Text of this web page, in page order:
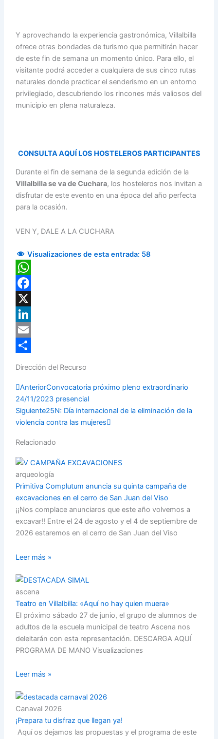
Y aprovechando la experiencia gastronómica, Villalbilla
ofrece otras bondades de turismo que permitirán hacer
de este fin de semana un momento único. Para ello, el
visitante podrá acceder a cualquiera de sus cinco rutas
naturales donde practicar el senderismo en un entorno
privilegiado, descubriendo los rincones más valiosos del
municipio en plena naturaleza.
CONSULTA AQUÍ LOS HOSTELEROS PARTICIPANTES
Durante el fin de semana de la segunda edición de la
Villalbilla se va de Cuchara, los hosteleros nos invitan a
disfrutar de este evento en una época del año perfecta
para la ocasión.
VEN Y, DALE A LA CUCHARA
Visualizaciones de esta entrada: 58
WhatsApp
Facebook
X
LinkedIn
Email
Dirección del Recurso
Prev
AnteriorConvocatoria próximo pleno extraordinario
24/11/2023 presencial
Siguiente25N: Día internacional de la eliminación de la
violencia contra las mujeres
Next
Relacionado
arqueología
Primitiva Complutum anuncia su quinta campaña de
excavaciones en el cerro de San Juan del Viso
¡¡Nos complace anunciaros que este año volvemos a
excavar!! Entre el 24 de agosto y el 4 de septiembre de
2026 estaremos en el cerro de San Juan del Viso
Leer más »
ascena
Teatro en Villalbilla: «Aquí no hay quien muera»
El próximo sábado 27 de junio, el grupo de alumnos de
adultos de la escuela municipal de teatro Ascena nos
deleitarán con esta representación. DESCARGA AQUÍ
PROGRAMA DE MANO Visualizaciones
Leer más »
Canaval 2026
¡Prepara tu disfraz que llegan ya!
Aquí os dejamos las propuestas y el programa de este